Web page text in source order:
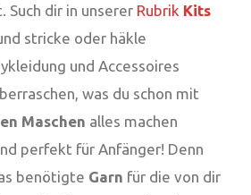
Such dir in unserer Rubrik Kits
stricke oder häkle
und Accessoires
was du schon mit
Maschen alles machen
perfekt für Anfänger! Denn
benötigte Garn für die von dir